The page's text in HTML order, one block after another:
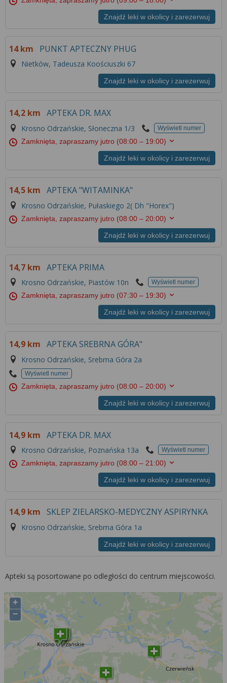
Znajdź leki w okolicy i zarezerwuj
14 km PUNKT APTECZNY PHUG
Nietków, Tadeusza Koościuszki 67
Znajdź leki w okolicy i zarezerwuj
14,2 km APTEKA DR. MAX
Krosno Odrzańskie, Słoneczna 1/3 Wyświetl numer
Zamknięta, zapraszamy jutro (08:00 – 19:00)
Znajdź leki w okolicy i zarezerwuj
14,5 km APTEKA "WITAMINKA"
Krosno Odrzańskie, Pułaskiego 2( Dh "Horex")
Zamknięta, zapraszamy jutro (08:00 – 20:00)
Znajdź leki w okolicy i zarezerwuj
14,7 km APTEKA PRIMA
Krosno Odrzańskie, Piastów 10n Wyświetl numer
Zamknięta, zapraszamy jutro (07:30 – 19:30)
Znajdź leki w okolicy i zarezerwuj
14,9 km APTEKA SREBRNA GÓRA"
Krosno Odrzańskie, Srebrna Góra 2a
Wyświetl numer
Zamknięta, zapraszamy jutro (08:00 – 20:00)
Znajdź leki w okolicy i zarezerwuj
14,9 km APTEKA DR. MAX
Krosno Odrzańskie, Poznańska 13a Wyświetl numer
Zamknięta, zapraszamy jutro (08:00 – 21:00)
Znajdź leki w okolicy i zarezerwuj
14,9 km SKLEP ZIELARSKO-MEDYCZNY ASPIRYNKA
Krosno Odrzańskie, Srebrna Góra 1a
Znajdź leki w okolicy i zarezerwuj
Apteki są posortowane po odległości do centrum miejscowości.
+
−
Więcej informacji na temat wykorzystywania
narzędzi zewnętrznych w naszym serwisie